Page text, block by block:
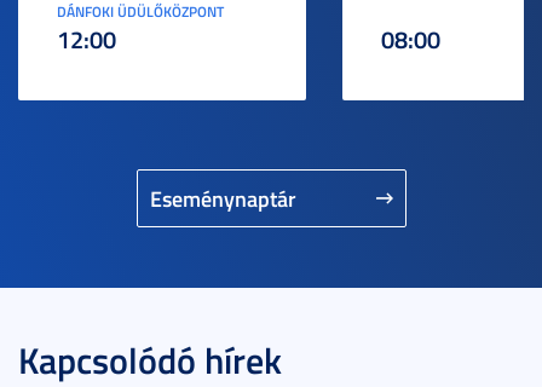
Eseménynaptár
DÁNFOKI ÜDÜLŐKÖZPONT
12:00 08:00
Kapcsolódó hírek